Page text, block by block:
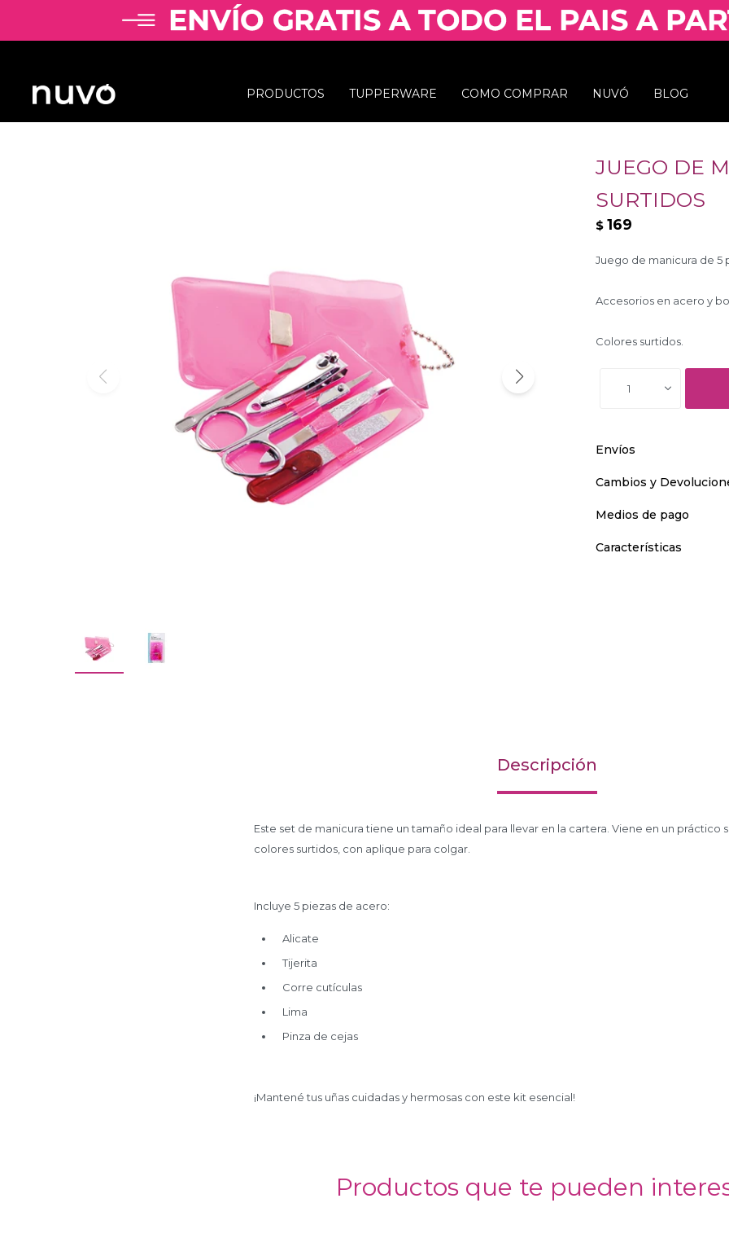
PRODUCTOS TUPPERWARE COMO COMPRAR NUVÓ BLOG
JUEGO DE
SURTIDOS
$ 169
Juego de manicura de 5
Accesorios en acero y
Colores surtidos.
1
Envíos
Cambios y
Medios de pago
Características
Descripción
Este set de manicura tiene un tamaño ideal para llevar en la cartera. Viene en un práctico
colores surtidos, con aplique para colgar.
Incluye 5 piezas de acero:
Alicate
Tijerita
Corre cutículas
Lima
Pinza de cejas
¡Mantené tus uñas cuidadas y hermosas con este kit esencial!
Productos que te pueden